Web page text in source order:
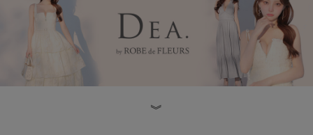
ROBE de FLEURS
Glossy
DEA.
ロングドレス
キャバヒール
スーツ
︾